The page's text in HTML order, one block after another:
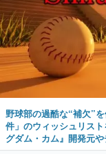
野球部の過酷な“補欠”
件」のウィッシュリス
グダム・カム』開発元